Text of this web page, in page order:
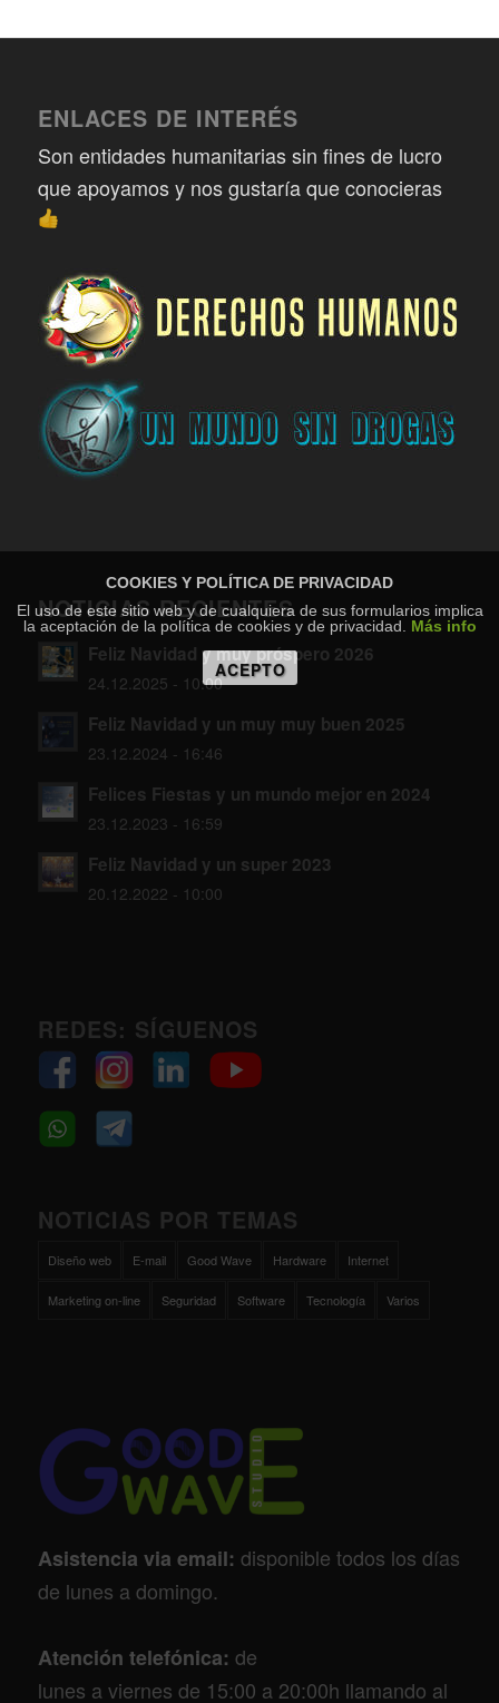
ENLACES DE INTERÉS
Son entidades humanitarias sin fines de lucro
que apoyamos y nos gustaría que conocieras
NOTICIAS RECIENTES
Feliz Navidad y muy próspero 2026
24.12.2025 - 10:00
Feliz Navidad y un muy muy buen 2025
23.12.2024 - 16:46
Felices Fiestas y un mundo mejor en 2024
23.12.2023 - 16:59
Feliz Navidad y un super 2023
20.12.2022 - 10:00
REDES: SÍGUENOS
NOTICIAS POR TEMAS
Diseño web E-mail Good Wave Hardware Internet
Marketing on-line Seguridad Software Tecnología Varios
Asistencia via email: disponible todos los días
de lunes a domingo.
Atención telefónica: de
lunes a viernes de 15:00 a 20:00h llamando al
COOKIES Y POLÍTICA DE PRIVACIDAD
El uso de este sitio web y de cualquiera de sus formularios implica
la aceptación de la política de cookies y de privacidad. Más info
ACEPTO